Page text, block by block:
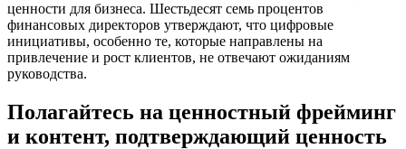
ценности для бизнеса. Шестьдесят семь процентов
финансовых директоров утверждают, что цифровые
инициативы, особенно те, которые направлены на
привлечение и рост клиентов, не отвечают ожиданиям
руководства.
Полагайтесь на ценностный фрейминг
и контент, подтверждающий ценность